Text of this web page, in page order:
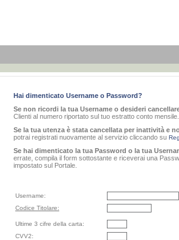
Hai dimenticato Username o Password?
Se non ricordi la tua Username o desideri
Clienti al numero riportato sul tuo estratto conto mensile.
Se la tua utenza è stata cancellata per inattività e
potrai registrati nuovamente al servizio cliccando su
Se hai dimenticato la tua Password o la tua
errate, compila il form sottostante e riceverai una
impostato sul Portale.
Username:
Codice Titolare:
Ultime 3 cifre della carta:
CVV2: